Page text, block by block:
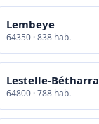
Lembeye
64350 · 838 hab.
Lestelle-
64800 · 788 hab.